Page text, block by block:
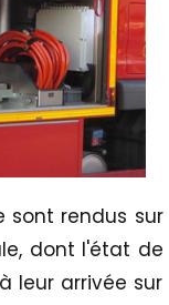
sont rendus sur
dont l'état de
leur arrivée sur